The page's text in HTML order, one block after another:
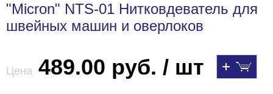
"Micron" NTS-01 Нитковдеватель для
швейных машин и оверлоков
Цена 489.00 руб. / шт